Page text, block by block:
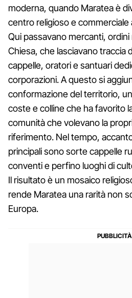
moderna, quando Maratea è
centro religioso e
Qui passavano mercanti,
Chiesa, che lasciavano traccia
cappelle, oratori e santuari
corporazioni. A questo si
conformazione del territorio,
coste e colline che ha favorito
comunità che volevano la
riferimento. Nel tempo,
principali sono sorte cappelle
conventi e perfino luoghi di
Il risultato è un mosaico
rende Maratea una rarità non
Europa.